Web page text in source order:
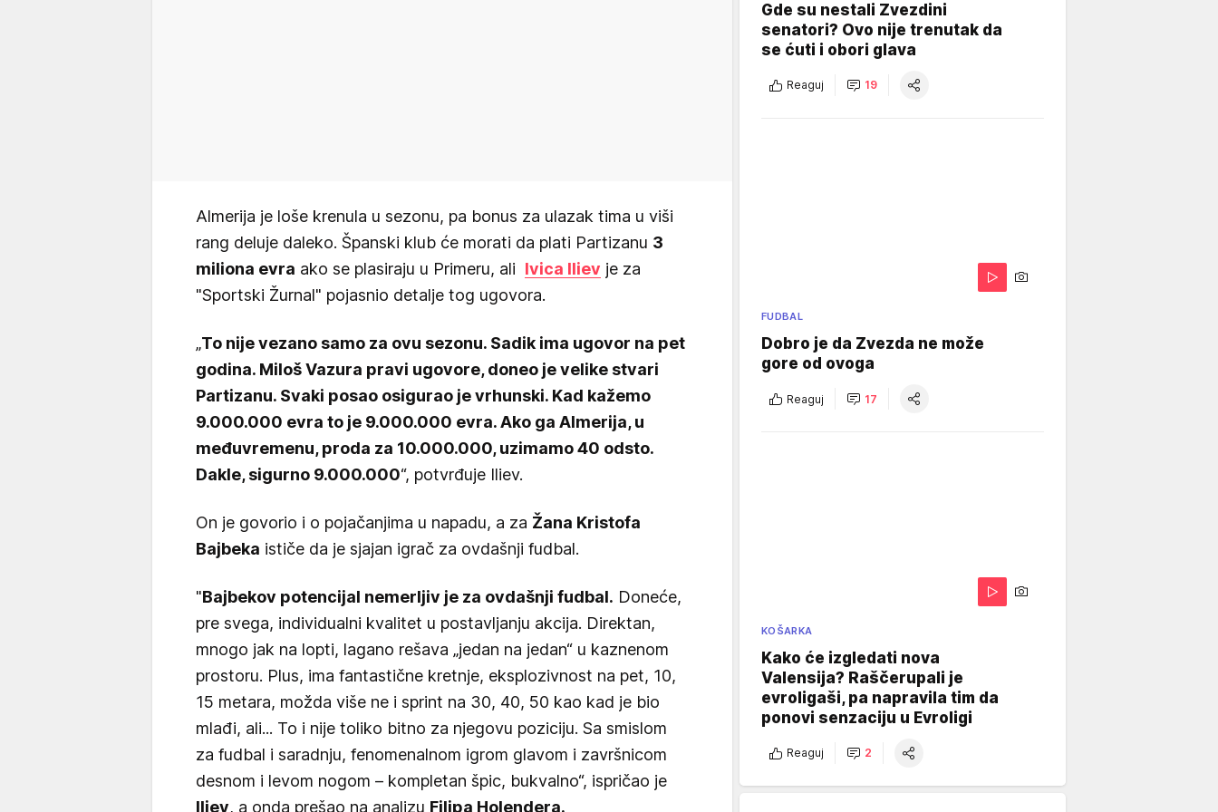
Almerija je loše krenula u sezonu, pa bonus za ulazak tima u viši
rang deluje daleko. Španski klub će morati da plati Partizanu 3
miliona evra ako se plasiraju u Primeru, ali Ivica Iliev je za
"Sportski Žurnal" pojasnio detalje tog ugovora.
„To nije vezano samo za ovu sezonu. Sadik ima ugovor na pet
godina. Miloš Vazura pravi ugovore, doneo je velike stvari
Partizanu. Svaki posao osigurao je vrhunski. Kad kažemo
9.000.000 evra to je 9.000.000 evra. Ako ga Almerija, u
međuvremenu, proda za 10.000.000, uzimamo 40 odsto.
Dakle, sigurno 9.000.000“, potvrđuje Iliev.
On je govorio i o pojačanjima u napadu, a za Žana Kristofa
Bajbeka ističe da je sjajan igrač za ovdašnji fudbal.
"Bajbekov potencijal nemerljiv je za ovdašnji fudbal. Doneće,
pre svega, individualni kvalitet u postavljanju akcija. Direktan,
mnogo jak na lopti, lagano rešava „jedan na jedan“ u kaznenom
prostoru. Plus, ima fantastične kretnje, eksplozivnost na pet, 10,
15 metara, možda više ne i sprint na 30, 40, 50 kao kad je bio
mlađi, ali... To i nije toliko bitno za njegovu poziciju. Sa smislom
za fudbal i saradnju, fenomenalnom igrom glavom i završnicom
desnom i levom nogom – kompletan špic, bukvalno“, ispričao je
Iliev, a onda prešao na analizu Filipa Holendera.
Gde su nestali Zvezdini
senatori? Ovo nije trenutak da
se ćuti i obori glava
Reaguj 19
FUDBAL
Dobro je da Zvezda ne može
gore od ovoga
Reaguj 17
KOŠARKA
Kako će izgledati nova
Valensija? Raščerupali je
evroligaši, pa napravila tim da
ponovi senzaciju u Evroligi
Reaguj 2